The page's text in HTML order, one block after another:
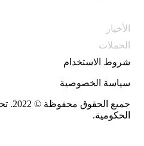
الأخبار
الحملات
شروط الاستخدام
سياسة الخصوصية
جميع
الحكومية.